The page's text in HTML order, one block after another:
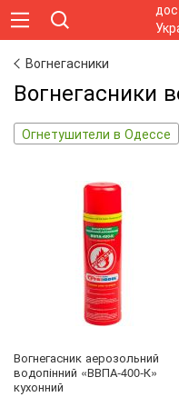
Вогнегасники
Вогнегасники
Огнетушители в Одессе
Вогнегасник аерозольний
водопінний «ВВПА-400-К»
кухонний